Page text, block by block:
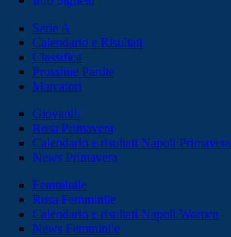
Serie A
Calendario e Risultati
Classifica
Prossime Partite
Marcatori
Giovanili
Rosa Primavera
Calendario e risultati Napoli Primavera
News Primavera
Femminile
Rosa Femminile
Calendario e risultati Napoli Women
News Femminile